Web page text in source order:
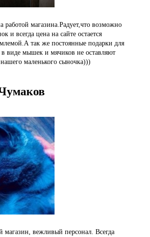
работой магазина.Радует,что возможно
и всегда цена на сайте остается
так же постоянные подарки для
в виде мышек и мячиков не оставляют
маленького сыночка)))
магазин, вежливый персонал. Всегда